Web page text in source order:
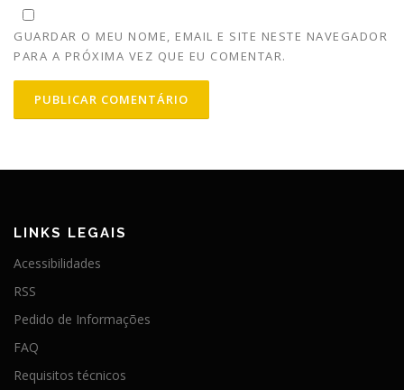
GUARDAR O MEU NOME, EMAIL E SITE NESTE NAVEGADOR
PARA A PRÓXIMA VEZ QUE EU COMENTAR.
LINKS LEGAIS
Acessibilidades
RSS
Pedido de Informações
FAQ
Requisitos técnicos